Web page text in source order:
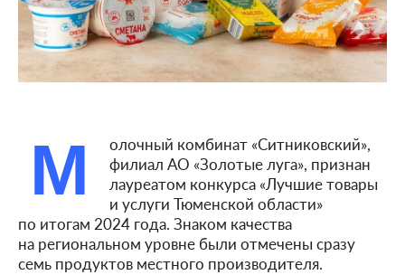
М
олочный комбинат «Ситниковский»,
филиал АО «Золотые луга», признан
лауреатом конкурса «Лучшие товары
и услуги Тюменской области»
по итогам 2024 года. Знаком качества
на региональном уровне были отмечены сразу
семь продуктов местного производителя.